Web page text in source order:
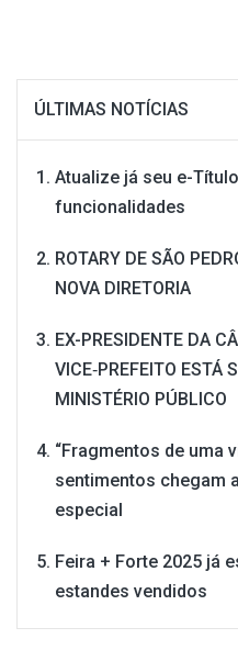
ÚLTIMAS NOTÍCIAS
Atualize já seu e-
funcionalidades
ROTARY DE SÃO
NOVA DIRETORIA
EX-PRESIDENTE DA
VICE‑PREFEITO ESTÁ
MINISTÉRIO PÚBLICO
“Fragmentos de uma
sentimentos chegam
especial
Feira + Forte 2025 já
estandes vendidos